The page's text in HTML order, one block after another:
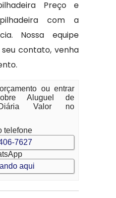
Preço e
com a
Nossa equipe
contato, venha
ou entrar
Aluguel de
Diária Valor no
telefone
7627
aqui